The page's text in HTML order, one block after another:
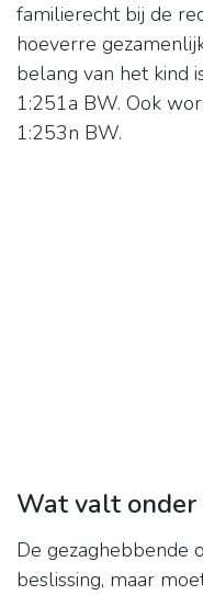
familierecht bij de
hoeverre
belang van het kind
1:251a BW. Ook
1:253n BW.
Wat valt
De gezaghebbende
beslissing, maar